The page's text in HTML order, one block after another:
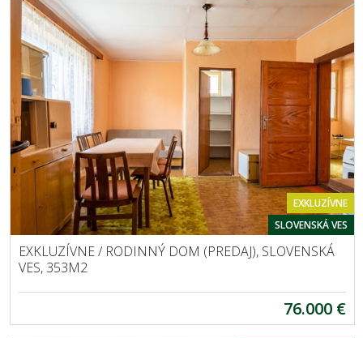
EXKLUZÍVNE
SLOVENSKÁ VES
EXKLUZÍVNE / RODINNÝ DOM (PREDAJ), SLOVENSKÁ
VES, 353M2
76.000 €